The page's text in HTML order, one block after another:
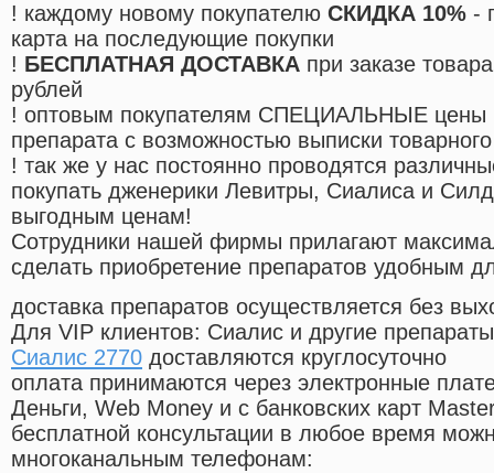
! каждому новому покупателю СКИДКА 10% -
карта на последующие покупки
! БЕСПЛАТНАЯ ДОСТАВКА при заказе
рублей
! оптовым покупателям СПЕЦИАЛЬНЫЕ цены
препарата с возможностью выписки
! так же у нас постоянно проводятся
покупать дженерики Левитры, Сиалиса и
выгодным ценам!
Cотрудники нашей фирмы прилагают
сделать приобретение препаратов удобным
доставка препаратов осуществляется без
Для VIP клиентов: Сиалис и другие
Сиалис 2770 доставляются круглосуточно
оплата принимаются через электронные
Деньги, Web Money и с банковских карт
бесплатной консультации в любое время
многоканальным телефонам: